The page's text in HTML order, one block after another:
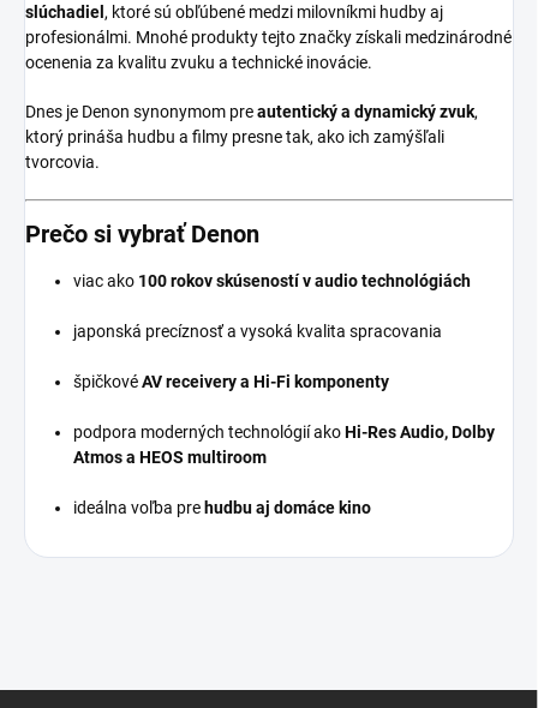
slúchadiel , ktoré sú obľúbené medzi milovníkmi hudby aj
profesionálmi. Mnohé produkty tejto značky získali medzinárodné
ocenenia za kvalitu zvuku a technické inovácie.
Dnes je Denon synonymom preautentický a dynamický zvuk,
ktorý prináša hudbu a filmy presne tak, ako ich zamýšľali
tvorcovia.
Prečo si vybrať Denon
viac ako 100 rokov skúseností v audio technológiách
japonská precíznosť a vysoká kvalita spracovania
špičkovéAV receivery a Hi-Fi komponenty
podpora moderných technológií akoHi-Res Audio, Dolby
Atmos a HEOS multiroom
ideálna voľba pre hudbu aj domáce kino